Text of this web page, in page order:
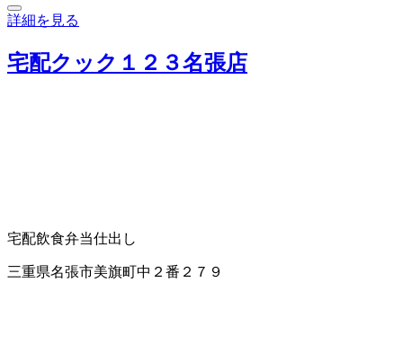
詳細を見る
宅配クック１２３名張店
宅配飲食弁当仕出し
三重県名張市美旗町中２番２７９